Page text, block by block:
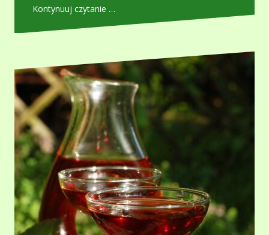
Kontynuuj czytanie …